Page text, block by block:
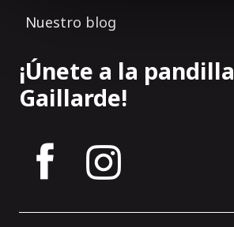
Nuestro blog
¡Únete a la pandilla
Gaillarde!